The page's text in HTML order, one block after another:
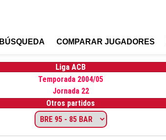
BÚSQUEDA COMPARAR JUGADORES
Liga ACB
Temporada 2004/05
Jornada 22
Otros partidos